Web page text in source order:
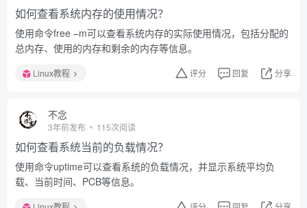
如何查看系统内存的使用情况？
使用命令free –m可以查看系统内存的实际使用情况，包括分配的
总内存、使用的内存和剩余的内存等信息。
Linux教程 评分 回复 分享
不念
3年前发布 115次阅读
如何查看系统当前的负载情况？
使用命令uptime可以查看系统的负载情况，并显示系统平均负
载、当前时间、PCB等信息。